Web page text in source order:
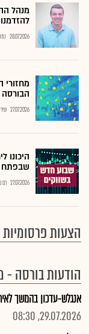
מנהל
28.07.2026
27.07.2026
היכונו
שבפתח
27.07.2026 רם
הצעות פרסומיות
הודעות בורסה -
אנגלש-עדכון בהמשך
29.07.2026, 08:30